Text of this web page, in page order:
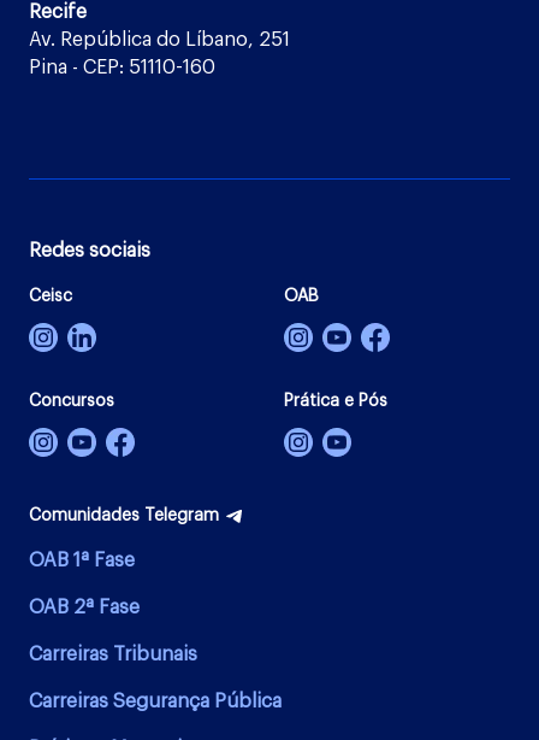
Recife
Av. República do Líbano, 251
Pina - CEP: 51110-160
Redes sociais
Ceisc OAB
Concursos Prática e Pós
Comunidades Telegram
OAB 1ª Fase
OAB 2ª Fase
Carreiras Tribunais
Carreiras Segurança Pública